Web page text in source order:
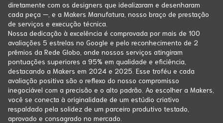
diretamente com os designers que idealizaram e desenharam
cada peça —, e a Makers Manufatura, nosso braço de prestação
de serviços e execução técnica.
Nossa dedicação à excelência é comprovada por mais de 100
avaliações 5 estrelas no Google e pelo reconhecimento de 2
prêmios da Rede Globo, onde nossos serviços atingiram
pontuações superiores a 95% em qualidade e eficiência,
destacando a Makers em 2024 e 2025. Esse troféu e cada
avaliação positiva são o reflexo do nosso compromisso
inegociável com a precisão e o alto padrão. Ao escolher a Makers,
você se conecta à originalidade de um estúdio criativo
respaldado pela solidez de um parceiro produtivo testado,
aprovado e consagrado no mercado.